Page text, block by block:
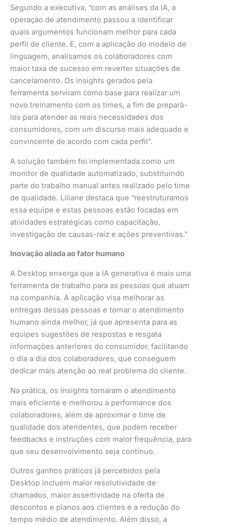
Segundo a executiva, “com as análises da IA, a
operação de atendimento passou a identificar
quais argumentos funcionam melhor para cada
perfil de cliente. E, com a aplicação do modelo de
linguagem, analisamos os colaboradores com
maior taxa de sucesso em reverter situações de
cancelamento. Os insights gerados pela
ferramenta serviram como base para realizar um
novo treinamento com os times, a fim de prepará-
los para atender as reais necessidades dos
consumidores, com um discurso mais adequado e
convincente de acordo com cada perfil”.
A solução também foi implementada como um
monitor de qualidade automatizado, substituindo
parte do trabalho manual antes realizado pelo time
de qualidade. Liliane destaca que “reestruturamos
essa equipe e estas pessoas estão focadas em
atividades estratégicas como capacitação,
investigação de causas-raiz e ações preventivas.”
Inovação aliada ao fator humano
A Desktop enxerga que a IA generativa é mais uma
ferramenta de trabalho para as pessoas que atuam
na companhia. A aplicação visa melhorar as
entregas dessas pessoas e tornar o atendimento
humano ainda melhor, já que apresenta para as
equipes sugestões de respostas e resgata
informações anteriores do consumidor, facilitando
o dia a dia dos colaboradores, que conseguem
dedicar mais atenção ao real problema do cliente.
Na prática, os insights tornaram o atendimento
mais eficiente e melhorou a performance dos
colaboradores, além de aproximar o time de
qualidade dos atendentes, que podem receber
feedbacks e instruções com maior frequência, para
que seu desenvolvimento seja contínuo.
Outros ganhos práticos já percebidos pela
Desktop incluem maior resolutividade de
chamados, maior assertividade na oferta de
descontos e planos aos clientes e a redução do
tempo médio de atendimento. Além disso, a